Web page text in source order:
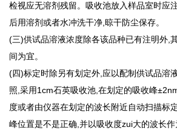
检视应无溶剂残留。吸收池放入样品室时应
后用溶剂或者水冲洗干净,晾干防尘保存。
(三)供试品溶液浓度除各该品种已有注明外,
间为宜。
(四)标定时除另有划定外,应以配制供试品溶
照,采用1cm石英吸收池,在划定的吸收峰
度或者由仪器在划定的波长附近自动扫描标
峰位置是不是正确,并以吸收度zui大的波长